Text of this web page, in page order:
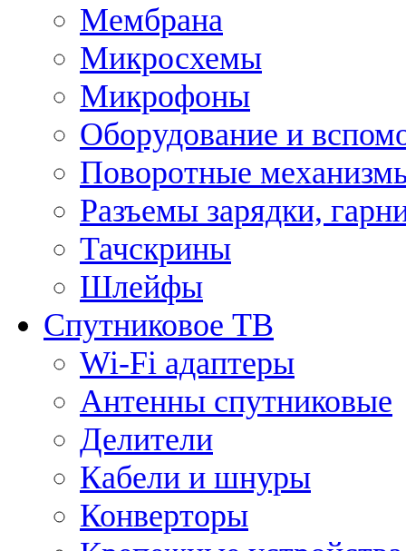
Мембрана
Микросхемы
Микрофоны
Оборудование и
Поворотные
Разъемы зарядки,
Тачскрины
Шлейфы
Спутниковое ТВ
Wi-Fi адаптеры
Антенны спутниковые
Делители
Кабели и шнуры
Конверторы